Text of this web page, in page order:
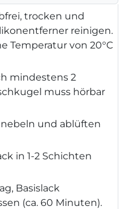
trocken und
reinigen.
Temperatur von 20°C
mindestens 2
muss hörbar
und ablüften
in 1-2 Schichten
Basislack
(ca. 60 Minuten).